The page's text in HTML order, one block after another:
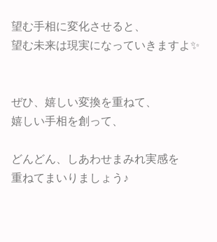
望む手相に変化させると、
望む未来は現実になっていきますよ✨
ぜひ、嬉しい変換を重ねて、
嬉しい手相を創って、
どんどん、しあわせまみれ実感を
重ねてまいりましょう♪